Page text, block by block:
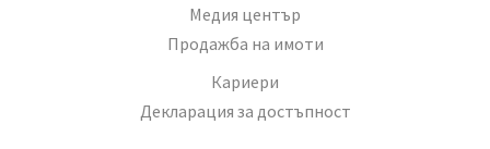
Медия център
Продажба на имоти
Кариери
Декларация за достъпност